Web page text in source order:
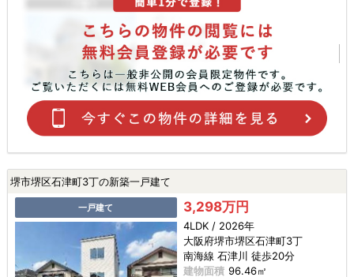
堺市堺区石津町3丁の新築一戸建て
一戸建て 3,298万円
4LDK / 2026年
大阪府堺市堺区石津町3丁
南海線 石津川 徒歩20分
建物面積 96.46㎡